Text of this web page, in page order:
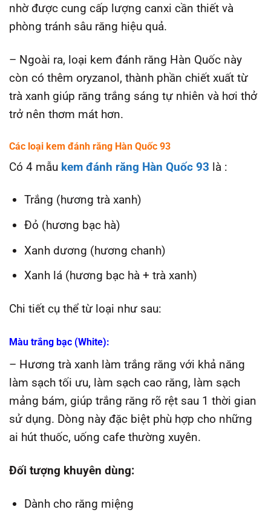
nhờ được cung cấp lượng canxi cần thiết và
phòng tránh sâu răng hiệu quả.
– Ngoài ra, loại kem đánh răng Hàn Quốc này
còn có thêm oryzanol, thành phần chiết xuất từ
trà xanh giúp răng trắng sáng tự nhiên và hơi thở
trở nên thơm mát hơn.
Các loại kem đánh răng Hàn Quốc 93
Có 4 mẫu kem đánh răng Hàn Quốc 93 là :
Trắng (hương trà xanh)
Đỏ (hương bạc hà)
Xanh dương (hương chanh)
Xanh lá (hương bạc hà + trà xanh)
Chi tiết cụ thể từ loại như sau:
Màu trắng bạc (White):
– Hương trà xanh làm trắng răng với khả năng
làm sạch tối ưu, làm sạch cao răng, làm sạch
mảng bám, giúp trắng răng rõ rệt sau 1 thời gian
sử dụng. Dòng này đặc biệt phù hợp cho những
ai hút thuốc, uống cafe thường xuyên.
Đối tượng khuyên dùng:
Dành cho răng miệng